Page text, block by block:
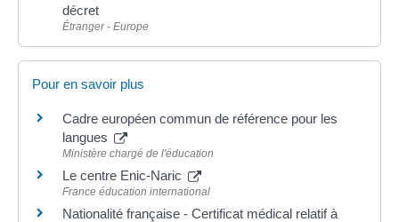
décret
Étranger - Europe
Pour en savoir plus
Cadre européen commun de référence pour les
langues
Ministère chargé de l'éducation
Le centre Enic-Naric
France éducation international
Nationalité française - Certificat médical relatif à